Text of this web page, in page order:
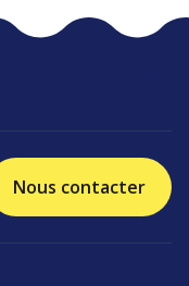
Nous contacter